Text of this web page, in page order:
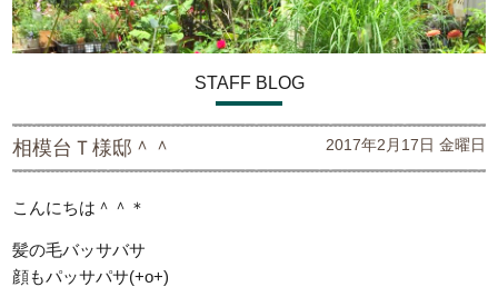
STAFF BLOG
相模台Ｔ様邸＾＾ 2017年2月17日 金曜日
こんにちは＾＾＊
髪の毛バッサバサ
顔もパッサパサ(+o+)